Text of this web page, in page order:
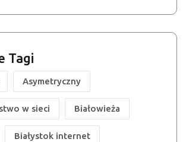
Tagi
Asymetryczny
w sieci Białowieża
Białystok internet